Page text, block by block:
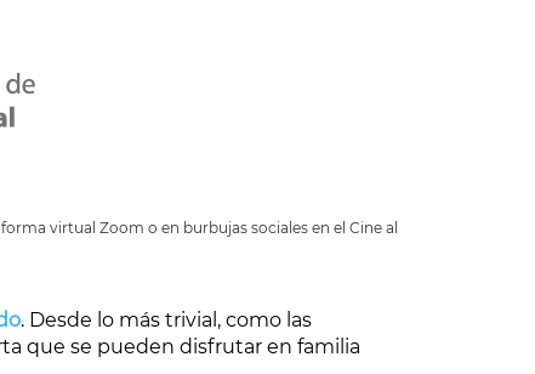
virtual Zoom o en burbujas sociales en el Cine al
. Desde lo más trivial, como las
que se pueden disfrutar en familia